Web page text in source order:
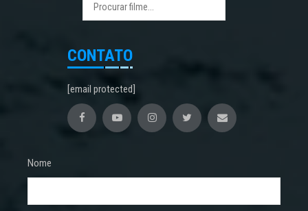
CONTATO
[email protected]
Nome